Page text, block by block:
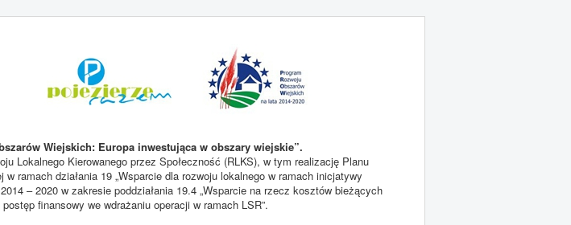
Wiejskich: Europa inwestująca w obszary wiejskie”.
Lokalnego Kierowanego przez Społeczność (RLKS), w tym realizację Planu
ramach działania 19 „Wsparcie dla rozwoju lokalnego w ramach inicjatywy
– 2020 w zakresie poddziałania 19.4 „Wsparcie na rzecz kosztów bieżących
finansowy we wdrażaniu operacji w ramach LSR”.